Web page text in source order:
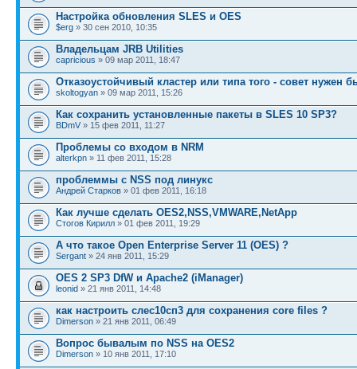
Настройка обновления SLES и OES
$erg » 30 сен 2010, 10:35
Владельцам JRB Utilities
capricious » 09 мар 2011, 18:47
Отказоустойчивый кластер или типа того - совет нужен
skoltogyan » 09 мар 2011, 15:26
Как сохранить установленные пакеты в SLES 10 SP3?
BDmV » 15 фев 2011, 11:27
Проблемы со входом в NRM
alterkpn » 11 фев 2011, 15:28
проблеммы с NSS под линукс
Андрей Старков » 01 фев 2011, 16:18
Как лучше сделать OES2,NSS,VMWARE,NetApp
Стогов Кирилл » 01 фев 2011, 19:29
А что такое Open Enterprise Server 11 (OES) ?
Sergant » 24 янв 2011, 15:29
OES 2 SP3 DfW и Apache2 (iManager)
leonid » 21 янв 2011, 14:48
как настроить слес10сп3 для сохранения core files ?
Dimerson » 21 янв 2011, 06:49
Вопрос бывалым по NSS на OES2
Dimerson » 10 янв 2011, 17:10